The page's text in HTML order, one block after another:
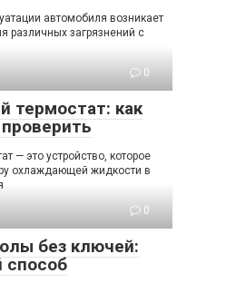
автомобиля возникает
различных загрязнений с
0
термостат: как
— это устройство, которое
охлаждающей жидкости в
0
без ключей:
способ